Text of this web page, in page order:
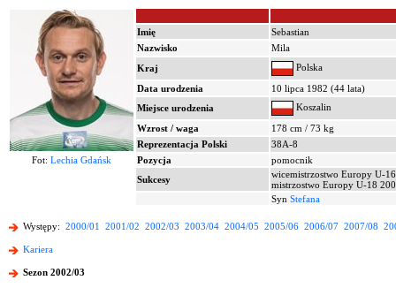
Imię
Sebastian
Nazwisko
Mila
Kraj
Polska
Data urodzenia
10 lipca 1982 (44 lata)
Miejsce urodzenia
Koszalin
Wzrost / waga
178 cm / 73 kg
Reprezentacja Polski
38A-8
Fot: Lechia Gdańsk Pozycja
pomocnik
Sukcesy
wicemistrzostwo Europy U-
mistrzostwo Europy U-18
Syn Stefana
Występy: 2000/01 2001/02 2002/03 2003/04 2004/05 2005/06 2006/07 2007/08
Kariera
Sezon 2002/03